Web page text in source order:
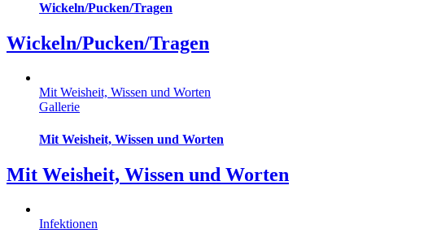
Wickeln/Pucken/Tragen
Wickeln/Pucken/Tragen
Mit Weisheit, Wissen und Worten
Gallerie
Mit Weisheit, Wissen und Worten
Mit Weisheit, Wissen und Worten
Infektionen